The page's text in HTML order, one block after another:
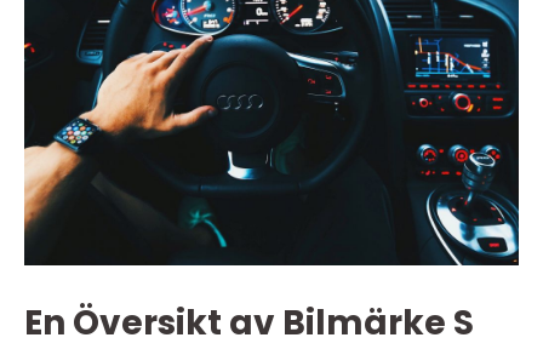
En Översikt av Bilmärke S